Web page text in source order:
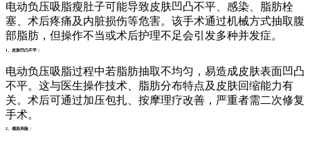
电动负压吸脂瘦肚子可能导致皮肤凹凸不平、感染、脂肪栓
塞、术后疼痛及内脏损伤等危害。该手术通过机械方式抽取腹
部脂肪，但操作不当或术后护理不足会引发多种并发症。
1、皮肤凹凸不平：
电动负压吸脂过程中若脂肪抽取不均匀，易造成皮肤表面凹凸
不平。这与医生操作技术、脂肪分布特点及皮肤回缩能力有
关。术后可通过加压包扎、按摩理疗改善，严重者需二次修复
手术。
2、感染风险：